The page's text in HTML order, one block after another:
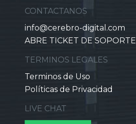
CONTACTANOS
info@cerebro-digital.com
ABRE TICKET DE SOPORTE
TERMINOS LEGALES
Terminos de Uso
Políticas de Privacidad
LIVE CHAT